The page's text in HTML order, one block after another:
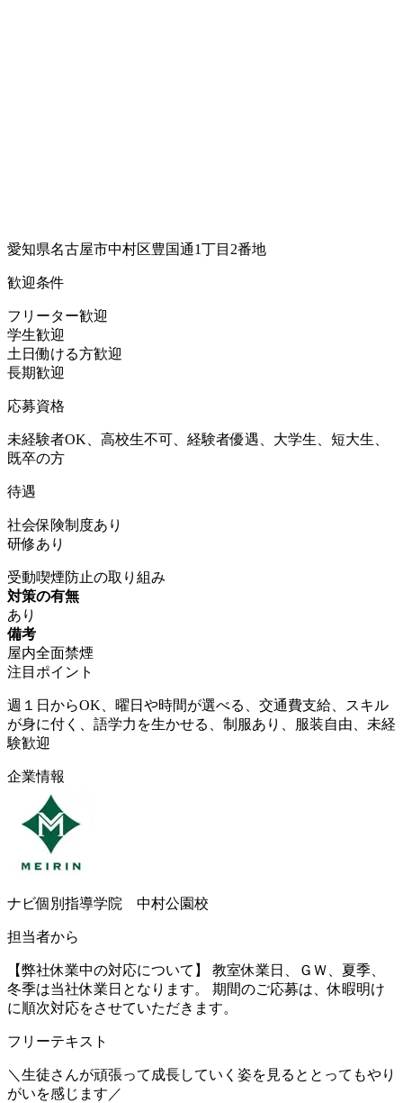
愛知県名古屋市中村区豊国通1丁目2番地
歓迎条件
フリーター歓迎
学生歓迎
土日働ける方歓迎
長期歓迎
応募資格
未経験者OK、高校生不可、経験者優遇、大学生、短大生、
既卒の方
待遇
社会保険制度あり
研修あり
受動喫煙防止の取り組み
対策の有無
あり
備考
屋内全面禁煙
注目ポイント
週１日からOK、曜日や時間が選べる、交通費支給、スキル
が身に付く、語学力を生かせる、制服あり、服装自由、未経
験歓迎
企業情報
ナビ個別指導学院 中村公園校
担当者から
【弊社休業中の対応について】 教室休業日、ＧＷ、夏季、
冬季は当社休業日となります。 期間のご応募は、休暇明け
に順次対応をさせていただきます。
フリーテキスト
＼生徒さんが頑張って成長していく姿を見るととってもやり
がいを感じます／